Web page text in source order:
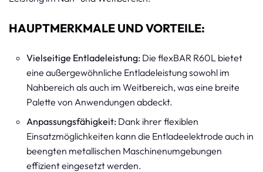
HAUPTMERKMALE UND VORTEILE:
Vielseitige Entladeleistung: Die flexBAR R60L bietet
eine außergewöhnliche Entladeleistung sowohl im
Nahbereich als auch im Weitbereich, was eine breite
Palette von Anwendungen abdeckt.
Anpassungsfähigkeit: Dank ihrer flexiblen
Einsatzmöglichkeiten kann die Entladeelektrode auch in
beengten metallischen Maschinenumgebungen
effizient eingesetzt werden.